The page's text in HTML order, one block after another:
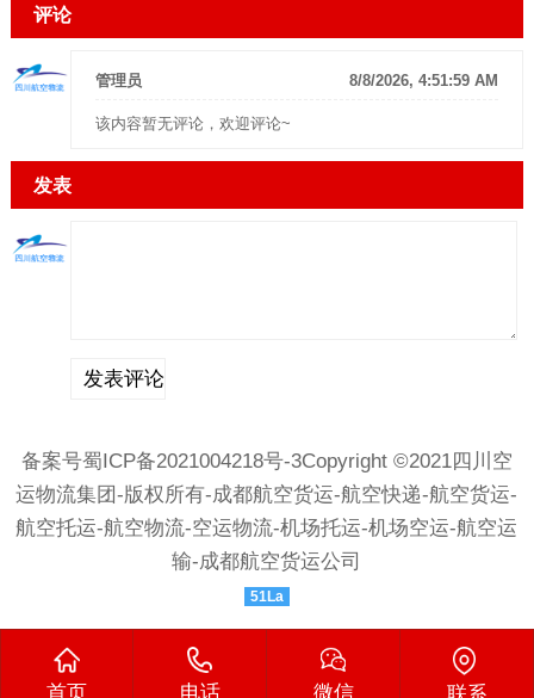
评论
8/8/2026, 4:51:59 AM
管理员
该内容暂无评论，欢迎评论~
发表
备案号蜀ICP备2021004218号-3Copyright ©2021四川空
运物流集团-版权所有-成都航空货运-航空快递-航空货运-
航空托运-航空物流-空运物流-机场托运-机场空运-航空运
输-成都航空货运公司
51La
首页 电话 微信